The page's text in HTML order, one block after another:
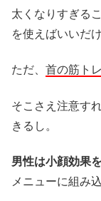
太くなりすぎる
を使えばいいだ
ただ、 首の筋ト
そこさえ注意す
きるし。
男性は小顔効果
メニューに組み